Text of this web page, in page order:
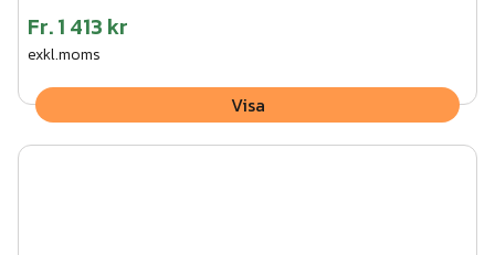
Fr.1 413 kr
exkl.moms
Visa